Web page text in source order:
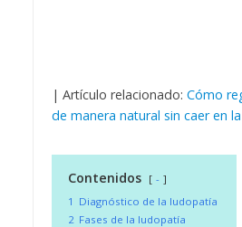
| Artículo relacionado: Cómo
de manera natural sin caer en
Contenidos
-
1 Diagnóstico de la ludopatía
2 Fases de la ludopatía